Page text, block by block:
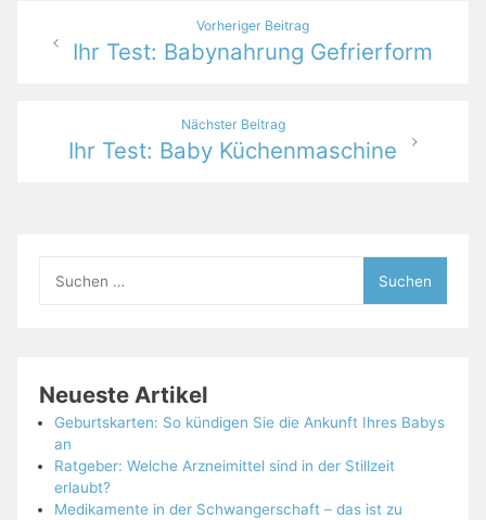
Beitragsnavigation
Vorheriger Beitrag
Ihr Test: Babynahrung Gefrierform
Nächster Beitrag
Ihr Test: Baby Küchenmaschine
nach:
Neueste Artikel
Geburtskarten: So kündigen Sie die Ankunft Ihres Babys
an
Ratgeber: Welche Arzneimittel sind in der Stillzeit
erlaubt?
Medikamente in der Schwangerschaft – das ist zu